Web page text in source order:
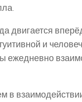
двигается
и
ежедневно
в